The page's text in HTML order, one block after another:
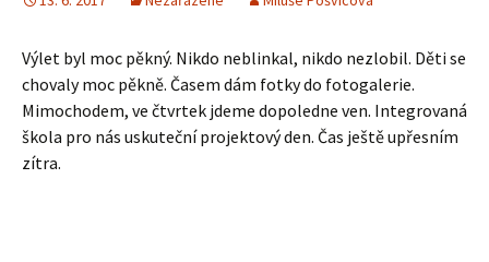
Výlet byl moc pěkný. Nikdo neblinkal, nikdo nezlobil. Děti se
chovaly moc pěkně. Časem dám fotky do fotogalerie.
Mimochodem, ve čtvrtek jdeme dopoledne ven. Integrovaná
škola pro nás uskuteční projektový den. Čas ještě upřesním
zítra.